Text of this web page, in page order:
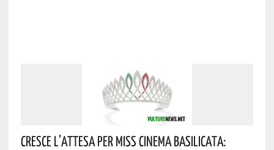
Cresce L’attesa Per Miss Cinema Basilicata: